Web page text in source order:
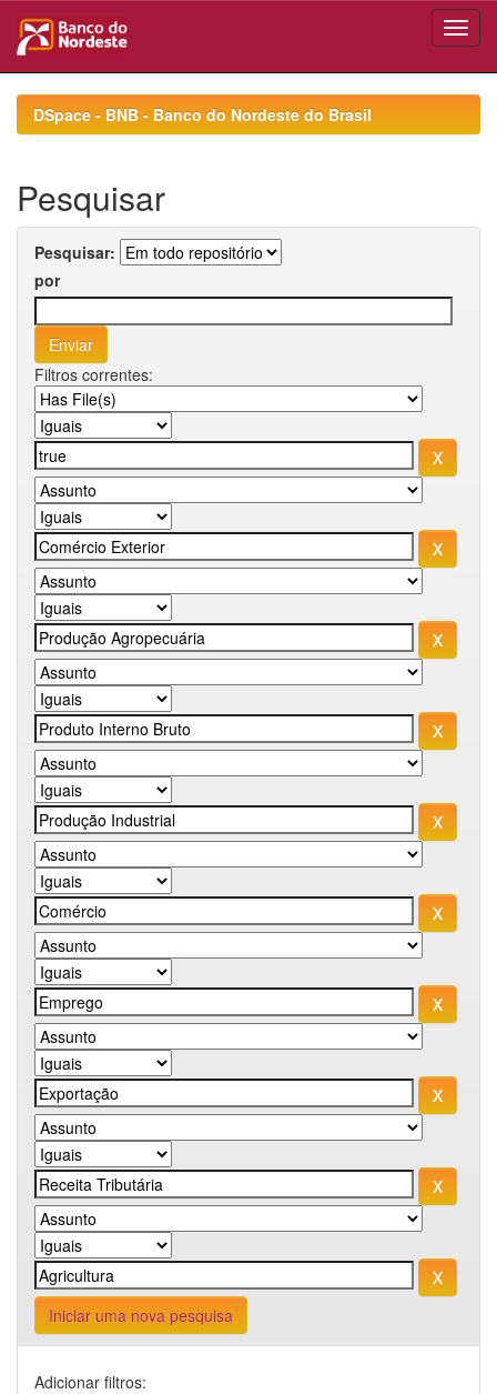
navigationDSpace - BNB - Banco do Nordeste do Brasil
Pesquisar
Pesquisar:
por
Filtros correntes:
Iniciar uma nova pesquisa
Adicionar filtros: